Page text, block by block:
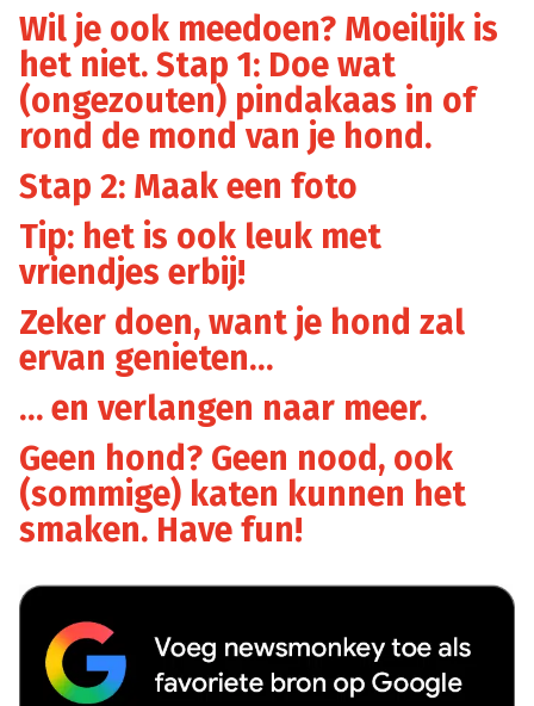
Wil je ook meedoen? Moeilijk is
het niet. Stap 1: Doe wat
(ongezouten) pindakaas in of
rond de mond van je hond.
Stap 2: Maak een foto
Tip: het is ook leuk met
vriendjes erbij!
Zeker doen, want je hond zal
ervan genieten…
… en verlangen naar meer.
Geen hond? Geen nood, ook
(sommige) katen kunnen het
smaken. Have fun!